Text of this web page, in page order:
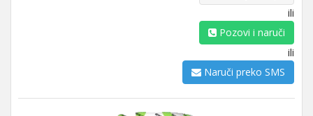
ili
Pozovi i naruči
ili
Naruči preko SMS